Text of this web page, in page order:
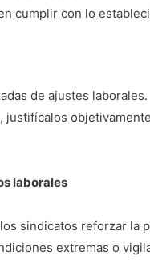
cumplir con lo
de ajustes laborales.
justifícalos
laborales
sindicatos reforzar la
extremas o